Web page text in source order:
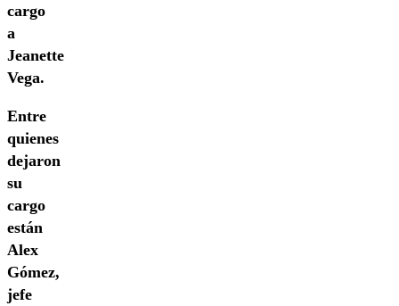
cargo
a
Jeanette
Vega.
Entre
quienes
dejaron
su
cargo
están
Alex
Gómez,
jefe